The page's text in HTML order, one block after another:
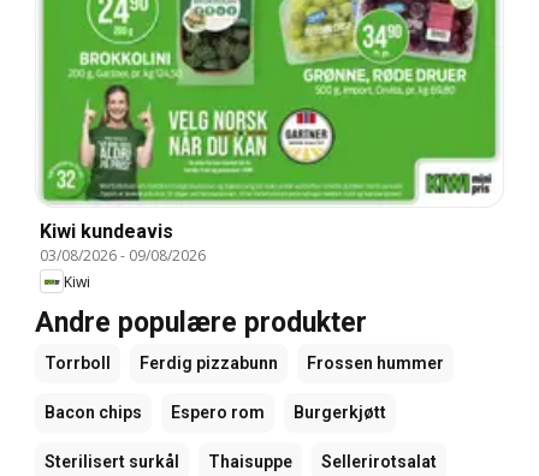
Kiwi kundeavis
03/08/2026- 09/08/2026
Kiwi
Andre populære produkter
Torrboll Ferdig pizzabunn Frossen hummer
Bacon chips Espero rom Burgerkjøtt
Sterilisert surkål Thaisuppe Sellerirotsalat